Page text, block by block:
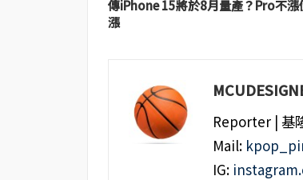
傳iPhone 15將於8月量產？Pro不漲
漲
Reporter | 基
Mail:
IG: